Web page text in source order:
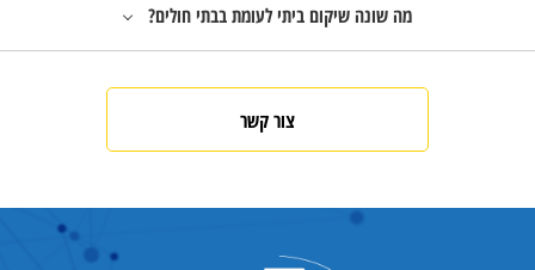
מה שונה שיקום ביתי לעומת בבתי חולים?
צור קשר